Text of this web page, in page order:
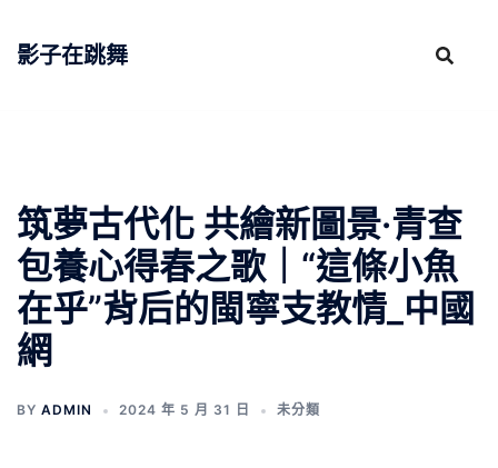
影子在跳舞
筑夢古代化 共繪新圖景·青查
包養心得春之歌｜“這條小魚
在乎”背后的閩寧支教情_中國
網
BY ADMIN 2024 年 5 月 31 日 未分類